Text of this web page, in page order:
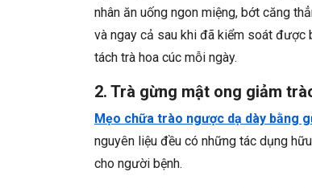
nhân ăn uống ngon miệng, bớt căng
và ngay cả sau khi đã kiểm soát được
tách trà hoa cúc mỗi ngày.
2. Trà gừng mật ong giảm
Mẹo chữa trào ngược dạ dày bằng
nguyên liệu đều có những tác dụng
cho người bệnh.